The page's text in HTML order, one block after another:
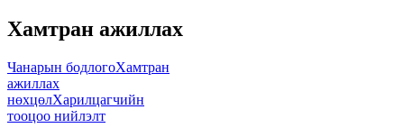
Хамтран ажиллах
Чанарын бодлогоХамтран
ажиллах
нөхцөлХарилцагчийн
тооцоо нийлэлт